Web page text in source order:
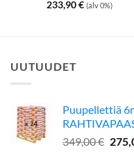
233,90€ (alv 0%)
UUTUUDET
Puupellettiä
349,00€